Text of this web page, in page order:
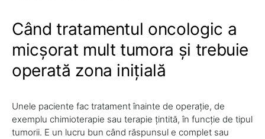
Când tratamentul oncologic a
micșorat mult tumora și trebuie
operată zona inițială
Unele paciente fac tratament înainte de operație, de
exemplu chimioterapie sau terapie țintită, în funcție de tipul
tumorii. E un lucru bun când răspunsul e complet sau